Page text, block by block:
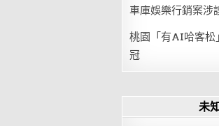
車庫娛樂行銷案
桃園「有AI哈客松
冠
未